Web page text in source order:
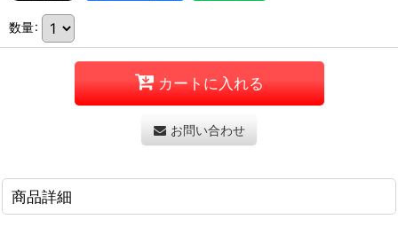
数量:
カートに入れる
お問い合わせ
商品詳細